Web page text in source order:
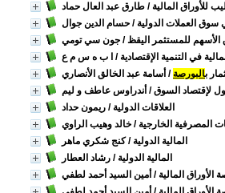
للأوراق المالية / طارق عبد العال حماد
سوق العملات الدولية / حسام الدين جوال
الأسهم للمستثمر اليقظ/ جون سي تومي
في التنمية الإقتصادية / ا ب ه س م ع
بالبورصة / أسامة عبد الخالق الأنصاري
لإقتصاد السوق/ أندراوس عاطف و ليم
العلاقات الدولية / ريمون حداد
المصرفية الخارجية / خالد وهيب الراوي
المالية الدولية / كنج شكري ماهر
المالية الدولية / رشاد العطار
المالية / أمين السيد أحمد لطفي